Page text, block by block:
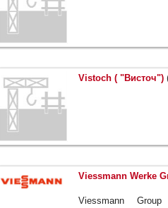
Vistoch ( "Висточ")
Viessmann Werke
Viessmann